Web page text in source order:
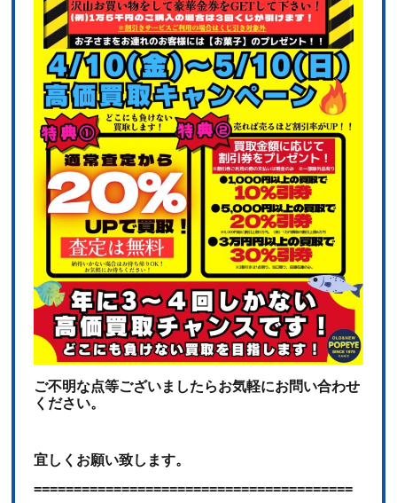
ご不明な点等ございましたらお気軽にお問い合わせ
ください。
宜しくお願い致します。
========================================